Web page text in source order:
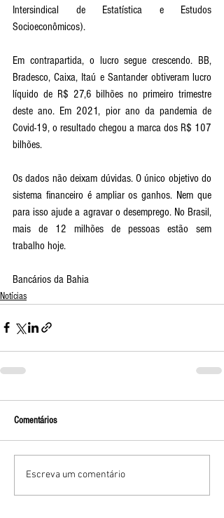
Intersindical de Estatística e Estudos
Socioeconômicos).
Em contrapartida, o lucro segue crescendo. BB,
Bradesco, Caixa, Itaú e Santander obtiveram lucro
líquido de R$ 27,6 bilhões no primeiro trimestre
deste ano. Em 2021, pior ano da pandemia de
Covid-19, o resultado chegou a marca dos R$ 107
bilhões.
Os dados não deixam dúvidas. O único objetivo do
sistema financeiro é ampliar os ganhos. Nem que
para isso ajude a agravar o desemprego. No Brasil,
mais de 12 milhões de pessoas estão sem
trabalho hoje.
Bancários da Bahia
Notícias
Comentários
Escreva um comentário